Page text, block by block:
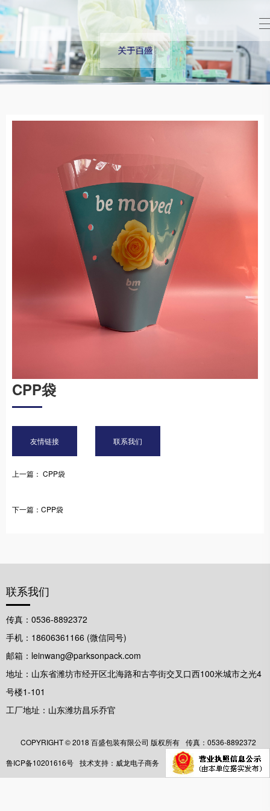
CPP袋
友情链接 联系我们
上一篇： CPP袋
下一篇：CPP袋
联系我们
传真：0536-8892372
手机：18606361166 (微信同号)
邮箱：leinwang@parksonpack.com
地址：山东省潍坊市经开区北海路和古亭街交叉口西100米城市之光4
号楼1-101
工厂地址：山东潍坊昌乐乔官
COPYRIGHT ©️ 2018 百盛包装有限公司 版权所有
传真：0536-8892372
鲁ICP备10201616号 技术支持：威龙电子商务